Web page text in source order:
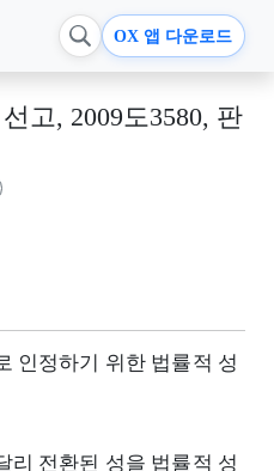
OX 앱 다운로드
고, 2009도3580, 판
인정하기 위한 법률적 성
리 전환된 성을 법률적 성